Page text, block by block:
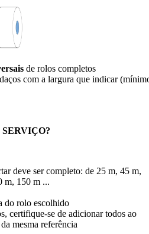
de rolos completos
com a largura que indicar
deve ser completo: de 25 m, 45 m,
m, 150 m ...
do rolo escolhido
certifique-se de adicionar todos ao
mesma referência